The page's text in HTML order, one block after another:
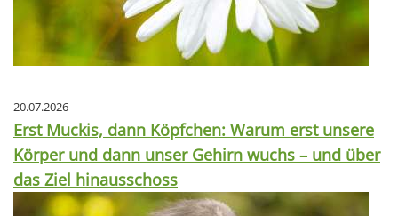
20.07.2026
Erst Muckis, dann Köpfchen: Warum erst unsere
Körper und dann unser Gehirn wuchs – und über
das Ziel hinausschoss